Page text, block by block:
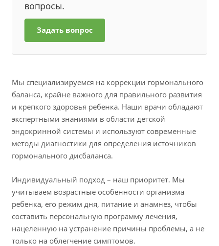
вопросы.
Задать вопрос
Мы специализируемся на коррекции гормонального
баланса, крайне важного для правильного развития
и крепкого здоровья ребенка. Наши врачи обладают
экспертными знаниями в области детской
эндокринной системы и используют современные
методы диагностики для определения источников
гормонального дисбаланса.
Индивидуальный подход – наш приоритет. Мы
учитываем возрастные особенности организма
ребенка, его режим дня, питание и анамнез, чтобы
составить персональную программу лечения,
нацеленную на устранение причины проблемы, а не
только на облегчение симптомов.